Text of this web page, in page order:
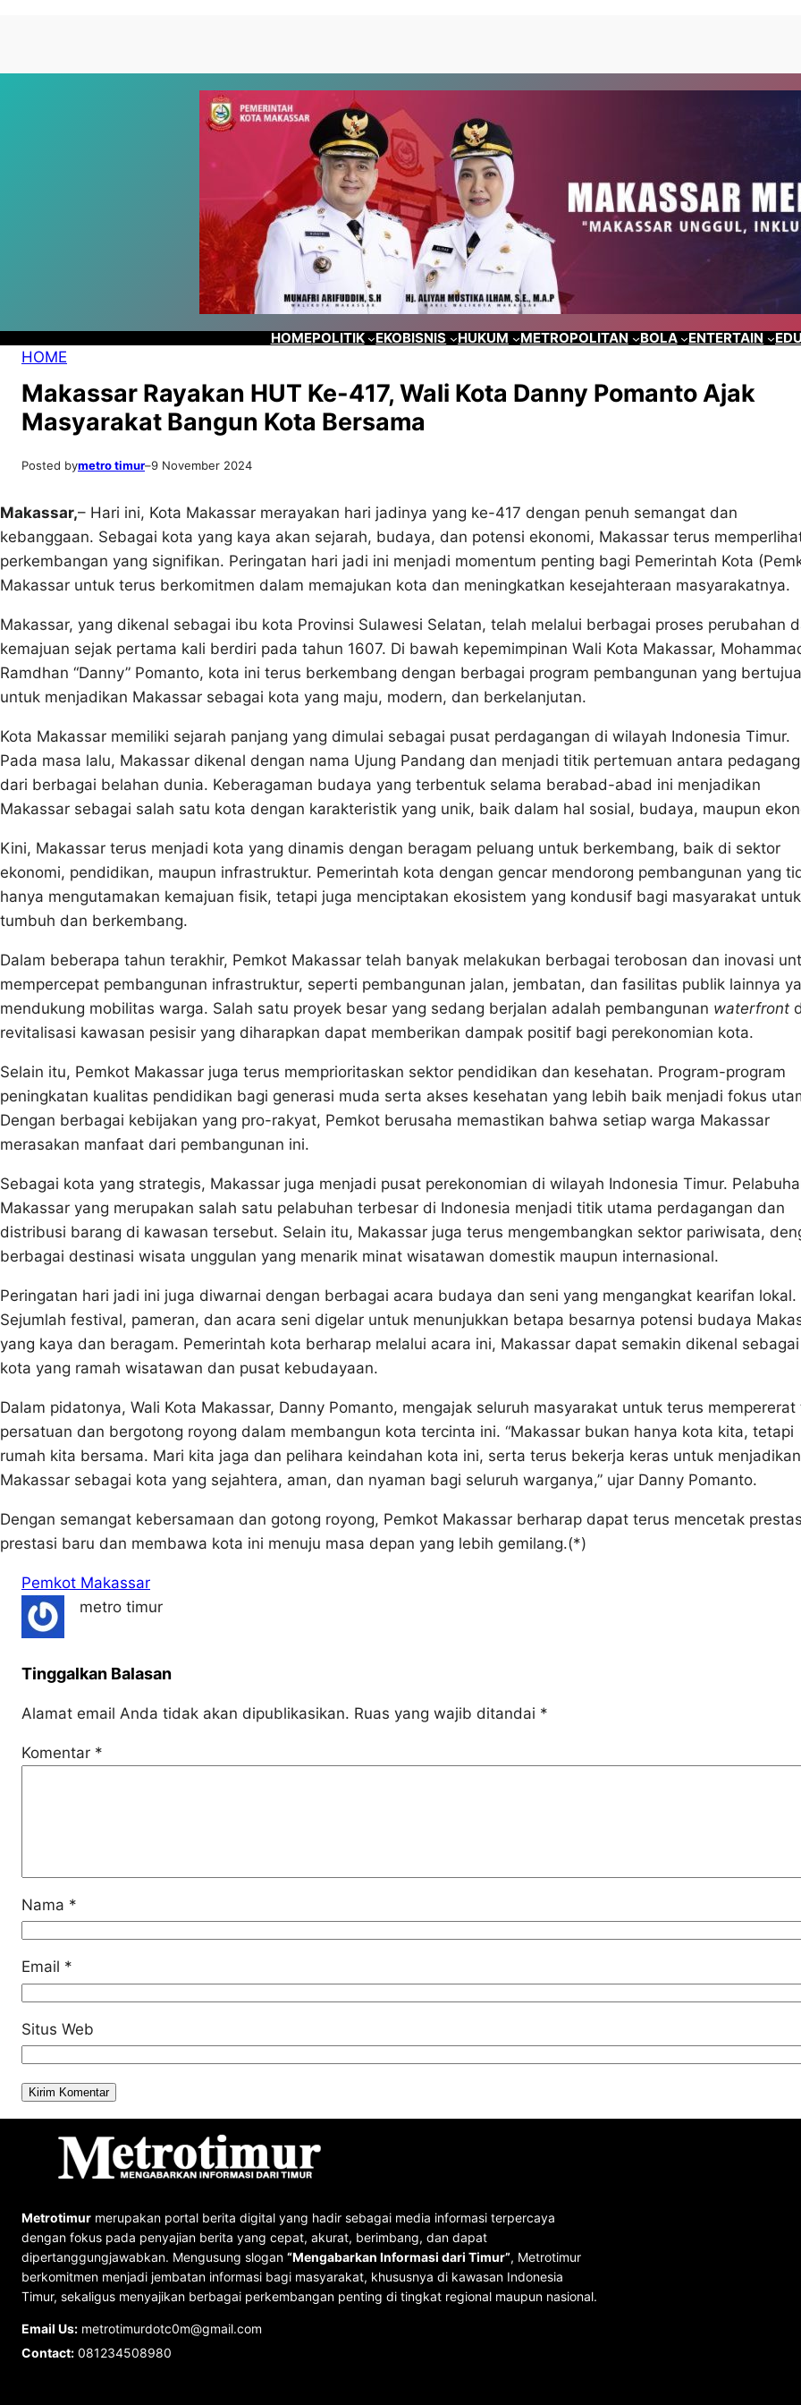
konten
content
HOMEPOLITIK EKOBISNIS HUKUM METROPOLITAN BOLA ENTERTAIN
HOME
Makassar Rayakan HUT Ke-417, Wali Kota Danny Pomanto Ajak
Masyarakat Bangun Kota Bersama
Posted bymetro timur–9 November 2024
Makassar,– Hari ini, Kota Makassar merayakan hari jadinya yang ke-417 dengan penuh semangat dan
kebanggaan. Sebagai kota yang kaya akan sejarah, budaya, dan potensi ekonomi, Makassar terus
perkembangan yang signifikan. Peringatan hari jadi ini menjadi momentum penting bagi Pemerintah Kota
Makassar untuk terus berkomitmen dalam memajukan kota dan meningkatkan kesejahteraan masyarakatnya.
Makassar, yang dikenal sebagai ibu kota Provinsi Sulawesi Selatan, telah melalui berbagai proses perubahan
kemajuan sejak pertama kali berdiri pada tahun 1607. Di bawah kepemimpinan Wali Kota Makassar,
Ramdhan “Danny” Pomanto, kota ini terus berkembang dengan berbagai program pembangunan yang
untuk menjadikan Makassar sebagai kota yang maju, modern, dan berkelanjutan.
Kota Makassar memiliki sejarah panjang yang dimulai sebagai pusat perdagangan di wilayah Indonesia Timur.
Pada masa lalu, Makassar dikenal dengan nama Ujung Pandang dan menjadi titik pertemuan antara pedagang
dari berbagai belahan dunia. Keberagaman budaya yang terbentuk selama berabad-abad ini menjadikan
Makassar sebagai salah satu kota dengan karakteristik yang unik, baik dalam hal sosial, budaya, maupun
Kini, Makassar terus menjadi kota yang dinamis dengan beragam peluang untuk berkembang, baik di sektor
ekonomi, pendidikan, maupun infrastruktur. Pemerintah kota dengan gencar mendorong pembangunan yang
hanya mengutamakan kemajuan fisik, tetapi juga menciptakan ekosistem yang kondusif bagi masyarakat untuk
tumbuh dan berkembang.
Dalam beberapa tahun terakhir, Pemkot Makassar telah banyak melakukan berbagai terobosan dan inovasi
mempercepat pembangunan infrastruktur, seperti pembangunan jalan, jembatan, dan fasilitas publik lainnya
mendukung mobilitas warga. Salah satu proyek besar yang sedang berjalan adalah pembangunan waterfront
revitalisasi kawasan pesisir yang diharapkan dapat memberikan dampak positif bagi perekonomian kota.
Selain itu, Pemkot Makassar juga terus memprioritaskan sektor pendidikan dan kesehatan. Program-program
peningkatan kualitas pendidikan bagi generasi muda serta akses kesehatan yang lebih baik menjadi fokus
Dengan berbagai kebijakan yang pro-rakyat, Pemkot berusaha memastikan bahwa setiap warga Makassar
merasakan manfaat dari pembangunan ini.
Sebagai kota yang strategis, Makassar juga menjadi pusat perekonomian di wilayah Indonesia Timur.
Makassar yang merupakan salah satu pelabuhan terbesar di Indonesia menjadi titik utama perdagangan dan
distribusi barang di kawasan tersebut. Selain itu, Makassar juga terus mengembangkan sektor pariwisata,
berbagai destinasi wisata unggulan yang menarik minat wisatawan domestik maupun internasional.
Peringatan hari jadi ini juga diwarnai dengan berbagai acara budaya dan seni yang mengangkat kearifan lokal.
Sejumlah festival, pameran, dan acara seni digelar untuk menunjukkan betapa besarnya potensi budaya
yang kaya dan beragam. Pemerintah kota berharap melalui acara ini, Makassar dapat semakin dikenal sebagai
kota yang ramah wisatawan dan pusat kebudayaan.
Dalam pidatonya, Wali Kota Makassar, Danny Pomanto, mengajak seluruh masyarakat untuk terus mempererat
persatuan dan bergotong royong dalam membangun kota tercinta ini. “Makassar bukan hanya kota kita, tetapi
rumah kita bersama. Mari kita jaga dan pelihara keindahan kota ini, serta terus bekerja keras untuk menjadikan
Makassar sebagai kota yang sejahtera, aman, dan nyaman bagi seluruh warganya,” ujar Danny Pomanto.
Dengan semangat kebersamaan dan gotong royong, Pemkot Makassar berharap dapat terus mencetak
prestasi baru dan membawa kota ini menuju masa depan yang lebih gemilang.(*)
Pemkot Makassar
metro timur
Tinggalkan Balasan
Alamat email Anda tidak akan dipublikasikan. Ruas yang wajib ditandai *
Komentar *
Nama *
Email *
Situs Web
Metrotimur merupakan portal berita digital yang hadir sebagai media informasi terpercaya
dengan fokus pada penyajian berita yang cepat, akurat, berimbang, dan dapat
dipertanggungjawabkan. Mengusung slogan “Mengabarkan Informasi dari Timur”, Metrotimur
berkomitmen menjadi jembatan informasi bagi masyarakat, khususnya di kawasan Indonesia
Timur, sekaligus menyajikan berbagai perkembangan penting di tingkat regional maupun nasional.
Email Us: metrotimurdotc0m@gmail.com
Contact: 081234508980